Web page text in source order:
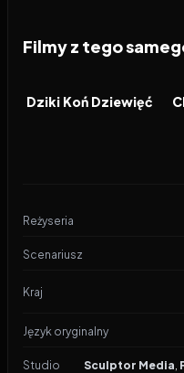
Filmy z tego
FILM
Dziki Koń Dziewięć
Reżyseria
Scenariusz
Kraj
Język oryginalny
Studio Sculptor Media,